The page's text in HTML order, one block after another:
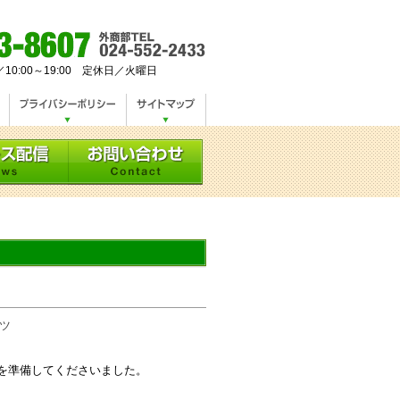
～19:00 定休日／火曜日
備してくださいました。